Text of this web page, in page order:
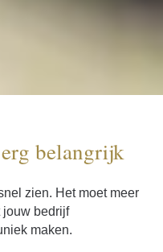
belangrijk​​
zien. Het moet meer
jouw bedrijf
maken.